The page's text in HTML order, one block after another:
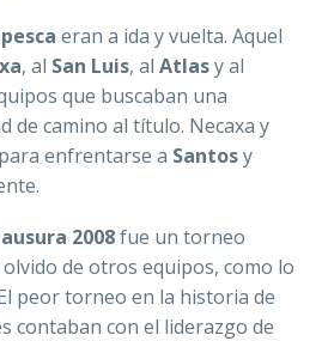
eran a ida y vuelta. Aquel
, al San Luis, al Atlasy al
que buscaban una
de camino al título. Necaxa y
enfrentarse a Santosy
2008fue un torneo
de otros equipos, como lo
peor torneo en la historia de
contaban con el liderazgo de